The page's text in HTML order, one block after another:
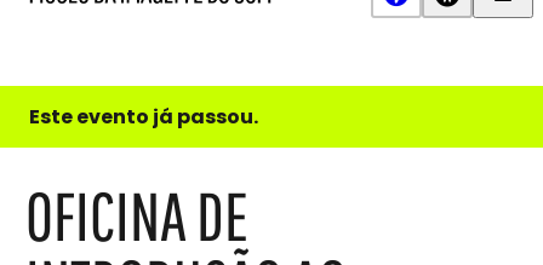
e
do
Este evento já passou.
OFICINA DE